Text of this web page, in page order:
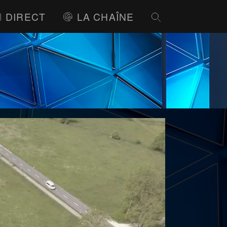
DIRECT LA CHAÎNE